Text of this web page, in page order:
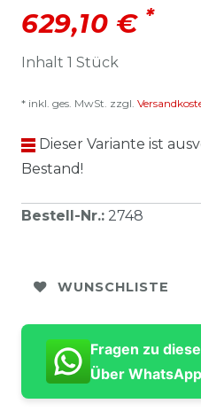
629,10 € *
Inhalt 1 Stück
* inkl. ges. MwSt. zzgl.
Dieser Variante ist
Bestand!
Bestell-Nr.: 2748
WUNSCHLISTE
Fragen zu
Über